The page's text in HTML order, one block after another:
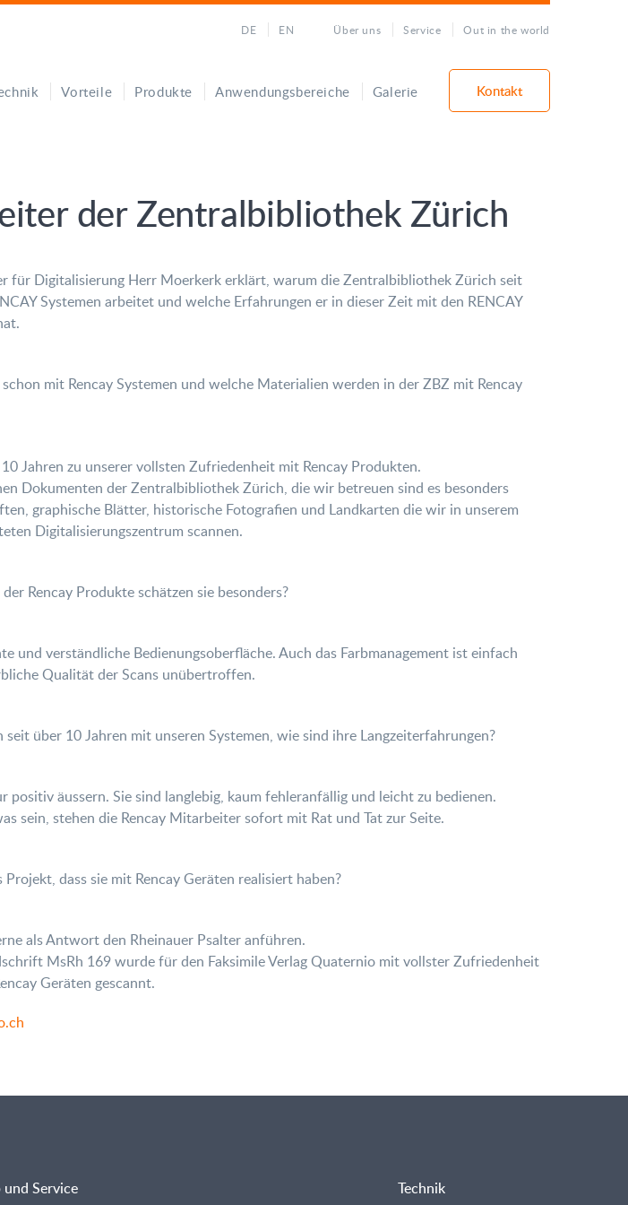
DE EN Über uns Service Out in the world
Vorteile Produkte Anwendungsbereiche Galerie Kontakt
der Zentralbibliothek Zürich
für Digitalisierung Herr Moerkerk erklärt, warum die Zentralbibliothek Zürich seit
Systemen arbeitet und welche Erfahrungen er in dieser Zeit mit den RENCAY
mit Rencay Systemen und welche Materialien werden in der ZBZ mit Rencay
Jahren zu unserer vollsten Zufriedenheit mit Rencay Produkten.
Dokumenten der Zentralbibliothek Zürich, die wir betreuen sind es besonders
graphische Blätter, historische Fotografien und Landkarten die wir in unserem
Digitalisierungszentrum scannen.
Rencay Produkte schätzen sie besonders?
und verständliche Bedienungsoberfläche. Auch das Farbmanagement ist einfach
Qualität der Scans unübertroffen.
seit über 10 Jahren mit unseren Systemen, wie sind ihre Langzeiterfahrungen?
positiv äussern. Sie sind langlebig, kaum fehleranfällig und leicht zu bedienen.
sein, stehen die Rencay Mitarbeiter sofort mit Rat und Tat zur Seite.
dass sie mit Rencay Geräten realisiert haben?
als Antwort den Rheinauer Psalter anführen.
MsRh 169 wurde für den Faksimile Verlag Quaternio mit vollster Zufriedenheit
Geräten gescannt.
Service
Technik